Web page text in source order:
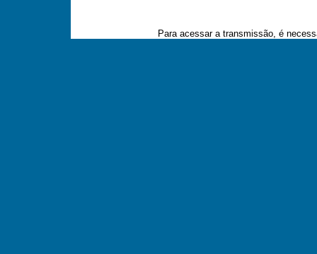
Para acessar a transmissão, é